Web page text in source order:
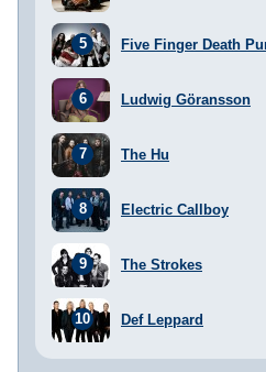
Five Finger Death
Ludwig Göransson
The Hu
Electric Callboy
The Strokes
Def Leppard